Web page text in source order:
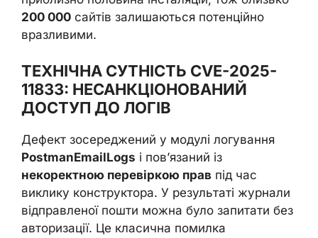
200 000 сайтів залишаються потенційно
вразливими.
ТЕХНІЧНА СУТНІСТЬ CVE-2025-
11833: НЕСАНКЦІОНОВАНИЙ
ДОСТУП ДО ЛОГІВ
Дефект зосереджений у модулі логування
PostmanEmailLogs і пов’язаний із
некоректною перевіркою прав під час
виклику конструктора. У результаті журнали
відправленої пошти можна було запитати без
авторизації. Це класична помилка